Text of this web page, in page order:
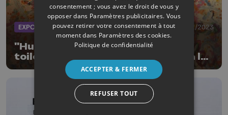
EXPOS 18/02/2023
"Humanescences" les poèmes et
toiles de Christophe de Fierlant à la
Villa Gallery
consentement ; vous avez le droit de vous y
opposer dans Paramètres publicitaires. Vous
pouvez retirer votre consentement à tout
moment dans Paramètres des cookies.
Politique de confidentialité
ACCEPTER & FERMER
REFUSER TOUT